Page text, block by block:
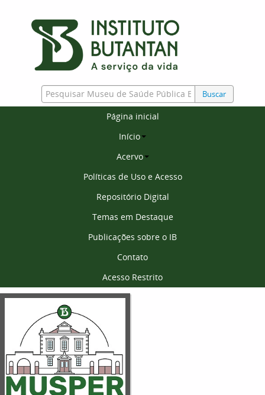
Buscar
Página inicial
Início
Acervo
Políticas de Uso e Acesso
Repositório Digital
Temas em Destaque
Publicações sobre o IB
Contato
Acesso Restrito